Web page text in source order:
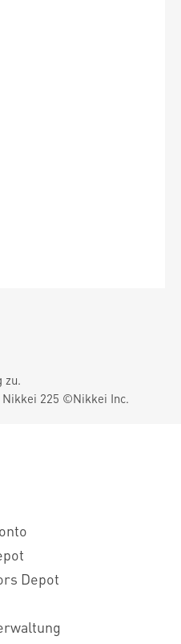
zu.
Nikkei 225 ©Nikkei Inc.
Depot